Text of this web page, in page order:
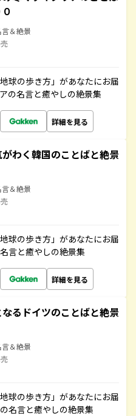
＆絶景
球の歩き方」があなたにお届
の名言と癒やしの絶景集
詳細を見る
わく韓国のことばと絶景
＆絶景
球の歩き方」があなたにお届
言と癒やしの絶景集
詳細を見る
るドイツのことばと絶景
＆絶景
球の歩き方」があなたにお届
名言と癒やしの絶景集